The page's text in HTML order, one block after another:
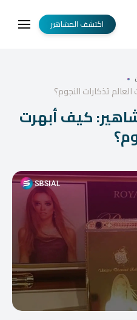
اكتشف المشاهير
تذكارات النجوم؟
كيف أبهرت